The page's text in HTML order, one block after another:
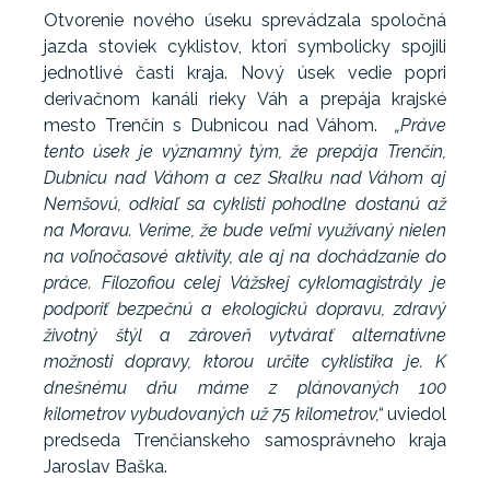
Otvorenie nového úseku sprevádzala spoločná
jazda stoviek cyklistov, ktorí symbolicky spojili
jednotlivé časti kraja. Nový úsek vedie popri
derivačnom kanáli rieky Váh a prepája krajské
mesto Trenčín s Dubnicou nad Váhom.
„Práve
tento úsek je významný tým, že prepája Trenčín,
Dubnicu nad Váhom a cez Skalku nad Váhom aj
Nemšovú, odkiaľ sa cyklisti pohodlne dostanú až
na Moravu. Veríme, že bude veľmi využívaný nielen
na voľnočasové aktivity, ale aj na dochádzanie do
práce. Filozofiou celej Vážskej cyklomagistrály je
podporiť bezpečnú a ekologickú dopravu, zdravý
životný štýl a zároveň vytvárať alternatívne
možnosti dopravy, ktorou určite cyklistika je. K
dnešnému dňu máme z plánovaných 100
kilometrov vybudovaných už 75 kilometrov,“ uviedol
predseda Trenčianskeho samosprávneho kraja
Jaroslav Baška.